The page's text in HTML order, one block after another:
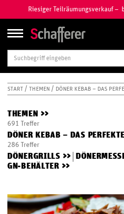
Riesiger Teilräumungsverkauf –
START THEMEN DÖNER KEBAB – DAS
THEMEN >>
691 Treffer
DÖNER KEBAB – DAS
286 Treffer
DÖNERGRILLS >>
GN-BEHÄLTER >>